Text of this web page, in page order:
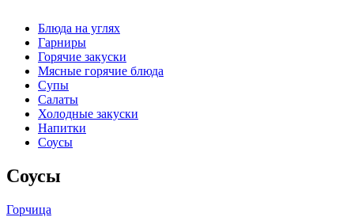
Блюда на углях
Гарниры
Горячие закуски
Мясные горячие блюда
Супы
Салаты
Холодные закуски
Напитки
Соусы
Соусы
Горчица